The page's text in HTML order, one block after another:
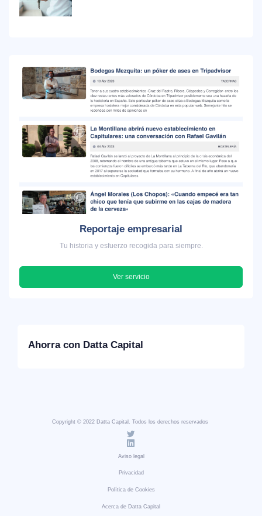
Reportaje empresarial
Tu historia y esfuerzo recogida para siempre.
Ver servicio
Ahorra con Datta Capital
Copyright © 2022 Datta Capital. Todos los derechos reservados
Aviso legal
Privacidad
Política de Cookies
Acerca de Datta Capital